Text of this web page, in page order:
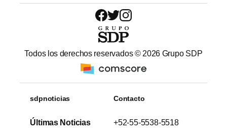
Todos los derechos reservados © 2026 Grupo SDP
sdpnoticias
Últimas Noticias
Contacto
+52-55-5538-5518